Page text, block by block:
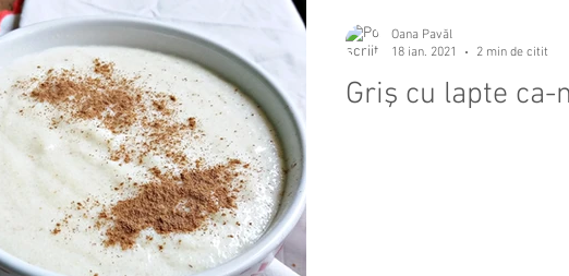
Griş cu lapte ca-
Oana Pavăl
18 ian. 2021
2 min de citit